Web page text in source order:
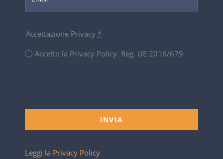
Accettazione Privacy *
Accetto la Privacy Policy. Reg. UE 2016/679.
INVIA
Leggi la Privacy Policy